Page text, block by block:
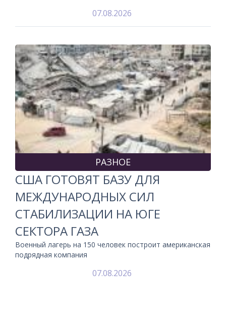
07.08.2026
РАЗНОЕ
США ГОТОВЯТ БАЗУ ДЛЯ
МЕЖДУНАРОДНЫХ СИЛ
СТАБИЛИЗАЦИИ НА ЮГЕ
СЕКТОРА ГАЗА
Военный лагерь на 150 человек построит американская
подрядная компания
07.08.2026